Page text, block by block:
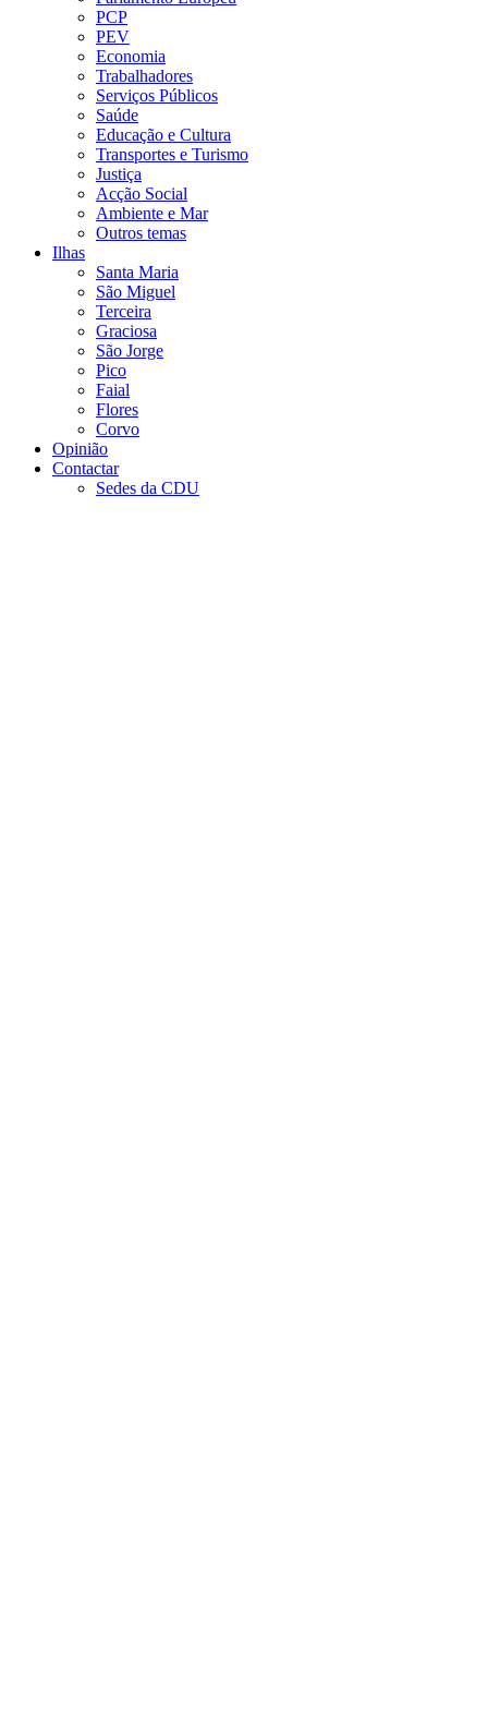
PCP
PEV
Economia
Trabalhadores
Serviços Públicos
Saúde
Educação e Cultura
Transportes e Turismo
Justiça
Acção Social
Ambiente e Mar
Outros temas
Ilhas
Santa Maria
São Miguel
Terceira
Graciosa
São Jorge
Pico
Faial
Flores
Corvo
Opinião
Contactar
Sedes da CDU